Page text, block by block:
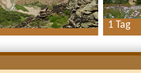
1 Tag